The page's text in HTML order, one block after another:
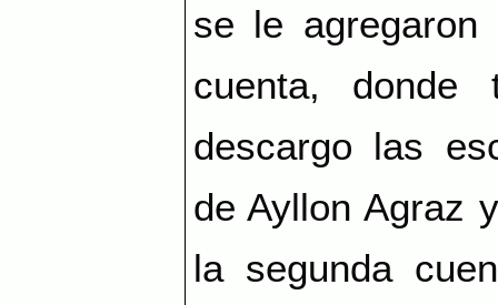
se le agregaron
cuenta, donde
descargo las
de Ayllon Agraz
la segunda